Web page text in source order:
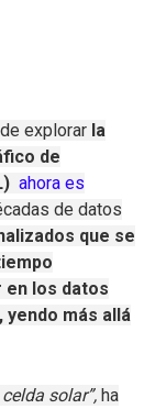
explorar la
de
ahora es
de datos
que se
los datos
más allá
solar”,ha